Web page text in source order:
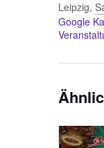
Leipzig,
Google